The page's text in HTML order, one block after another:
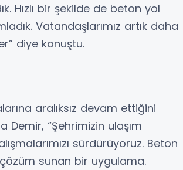
Hızlı bir şekilde de beton yol
Vatandaşlarımız artık daha
diye konuştu.
aralıksız devam ettiğini
Demir, “Şehrimizin ulaşım
sürdürüyoruz. Beton
çözüm sunan bir uygulama.